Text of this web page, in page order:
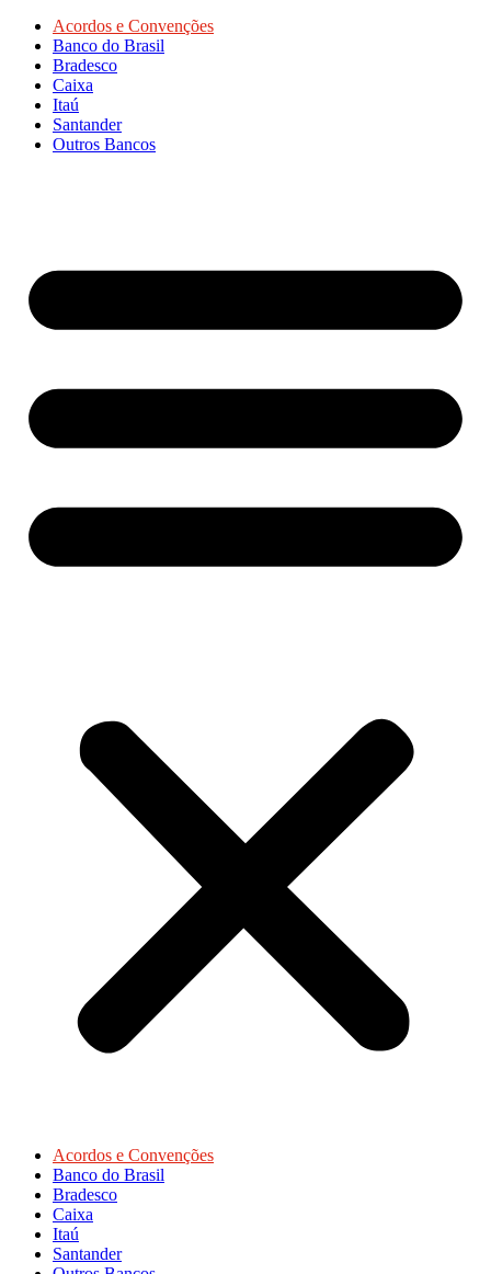
Acordos e Convenções
Banco do Brasil
Bradesco
Caixa
Itaú
Santander
Outros Bancos
Acordos e Convenções
Banco do Brasil
Bradesco
Caixa
Itaú
Santander